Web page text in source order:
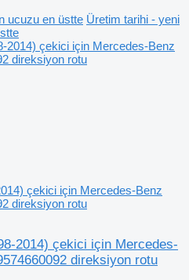
ucuzu en üstte Üretim tarihi - yeni
çekici için Mercedes-Benz
direksiyon rotu
2014) çekici için Mercedes-
direksiyon rotu